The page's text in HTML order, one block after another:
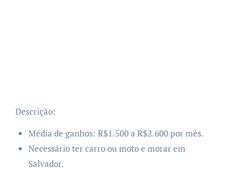
Descrição:
Média de ganhos: R$1.500 a R$2.600 por mês.
Necessário ter carro ou moto e morar em
Salvador.